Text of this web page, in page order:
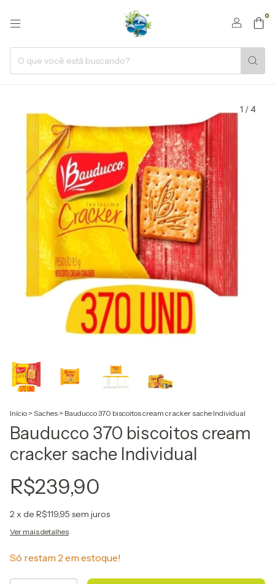
0
1 /4
Início > Saches > Bauducco 370 biscoitos cream cracker sache Individual
Bauducco 370 biscoitos cream
cracker sache Individual
R$239,90
2x de R$119,95 sem juros
Ver mais detalhes
Só restam 2 em estoque!